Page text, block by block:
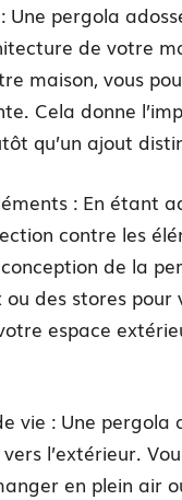
pergola
de votre
maison, vous
Cela donne
qu’un ajout
: En étant
contre les
de la
des stores
espace
vie : Une
l’extérieur.
en plein air